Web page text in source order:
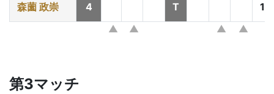
森薗 政崇 4 T 1
第3マッチ